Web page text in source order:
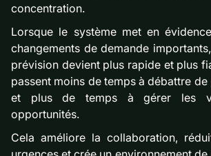
concentration.
Lorsque le système met en
changements de demande
prévision devient plus rapide et plus
passent moins de temps à débattre
et plus de temps à gérer les
opportunités.
Cela améliore la collaboration,